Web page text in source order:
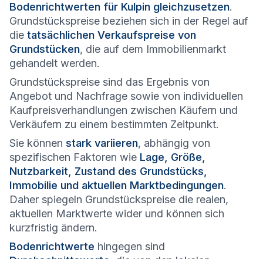
Bodenrichtwerten für Kulpin gleichzusetzen.
Grundstückspreise beziehen sich in der Regel auf
die tatsächlichen Verkaufspreise von
Grundstücken, die auf dem Immobilienmarkt
gehandelt werden.
Grundstückspreise sind das Ergebnis von
Angebot und Nachfrage sowie von individuellen
Kaufpreisverhandlungen zwischen Käufern und
Verkäufern zu einem bestimmten Zeitpunkt.
Sie können stark variieren, abhängig von
spezifischen Faktoren wie Lage, Größe,
Nutzbarkeit, Zustand des Grundstücks,
Immobilie und aktuellen Marktbedingungen.
Daher spiegeln Grundstückspreise die realen,
aktuellen Marktwerte wider und können sich
kurzfristig ändern.
Bodenrichtwerte hingegen sind